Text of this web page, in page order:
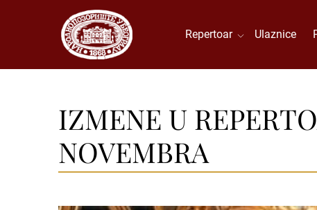
Repertoar Ulaznice
IZMENE U
NOVEMBRA